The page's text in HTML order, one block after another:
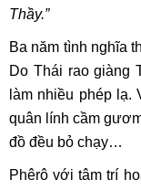
Thầy.”
Ba năm tình nghĩa
Do Thái rao giàng
làm nhiều phép lạ.
quân lính cầm
đồ đều bỏ chạy…
Phêrô với tâm trí